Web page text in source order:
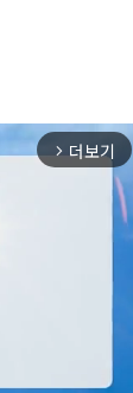
arrow_forward_ios 더보기